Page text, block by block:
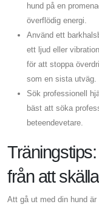
hund på en
överflödig energi.
Använd ett
ett ljud eller
för att stoppa
som en sista utväg.
Sök professionell
bäst att söka
beteendevetare.
från att
Att gå ut med din hund